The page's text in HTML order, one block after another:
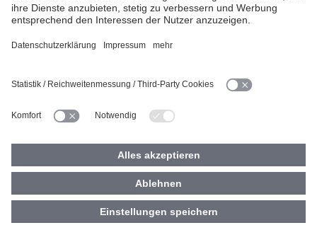
HOME KARRIERE
BARRIEREFREIHEIT IMPRESSUM
COOKIES